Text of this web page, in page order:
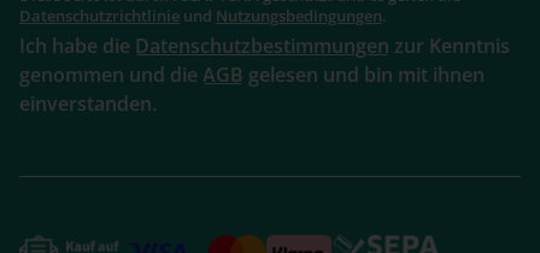
Datenschutzrichtlinie und Nutzungsbedingungen.
Ich habe die Datenschutzbestimmungen zur Kenntnis
genommen und die AGB gelesen und bin mit ihnen
einverstanden.